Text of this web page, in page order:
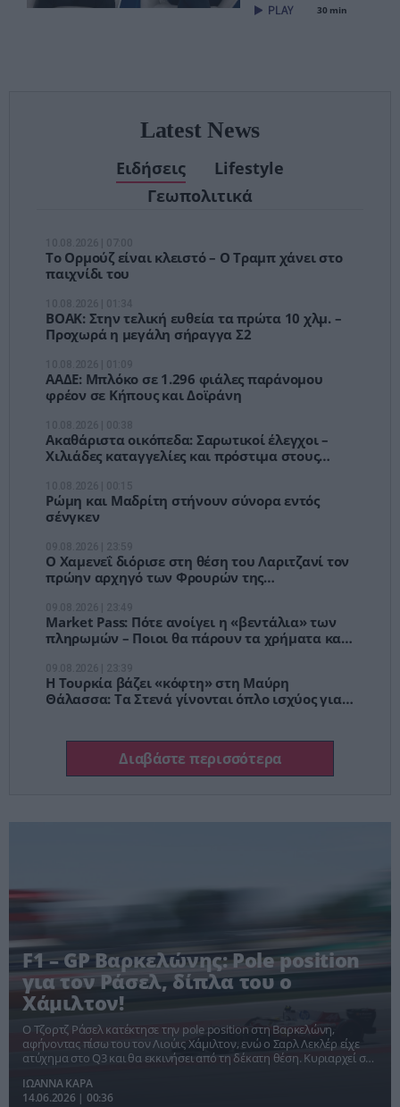
– Τέλος στις
30 min
Latest News
Ειδήσεις
Lifestyle
Γεωπολιτικά
Το Ορμούζ είναι κλειστό – Ο Τραμπ χάνει στο
παιχνίδι του
ΒΟΑΚ: Στην τελική ευθεία τα πρώτα 10 χλμ. –
Προχωρά η μεγάλη σήραγγα Σ2
ΑΑΔΕ: Μπλόκο σε 1.296 φιάλες παράνομου
φρέον σε Κήπους και Δοϊράνη
Ακαθάριστα οικόπεδα: Σαρωτικοί έλεγχοι –
Χιλιάδες καταγγελίες και πρόστιμα στους
Ρώμη και Μαδρίτη στήνουν σύνορα εντός
σένγκεν
Ο Χαμενεΐ διόρισε στη θέση του Λαριτζανί τον
πρώην αρχηγό των Φρουρών της
Market Pass: Πότε ανοίγει η «βεντάλια» των
πληρωμών – Ποιοι θα πάρουν τα χρήματα και
Η Τουρκία βάζει «κόφτη» στη Μαύρη
Θάλασσα: Τα Στενά γίνονται όπλο ισχύος για
Διαβάστε περισσότερα
F1 – GP Βαρκελώνης: Pole position
για τον Ράσελ, δίπλα του ο
Χάμιλτον!
Ο Τζορτζ Ράσελ κατέκτησε την pole position στη Βαρκελώνη,
αφήνοντας πίσω του τον Λιούις Χάμιλτον, ενώ ο Σαρλ Λεκλέρ είχε
ατύχημα στο Q3 και θα εκκινήσει από τη δέκατη θέση. Κυριαρχεί στο
ΙΩΑΝΝΑ ΚΑΡΑ
14.06.2026 | 00:36